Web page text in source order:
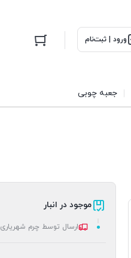
ورود | ثبت‌نام
جعبه چوبی
موجود در انبار
ارسال توسط چرم شهریاری